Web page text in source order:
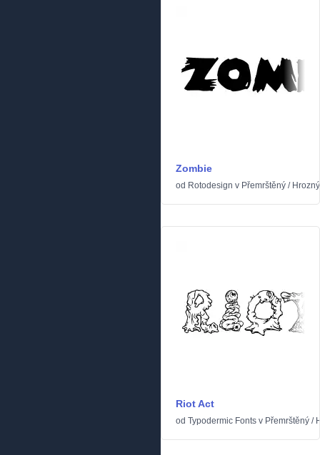
Zombie
od Rotodesign v Přemrštěný / Hrozný
Riot Act
od Typodermic Fonts v Přemrštěný /